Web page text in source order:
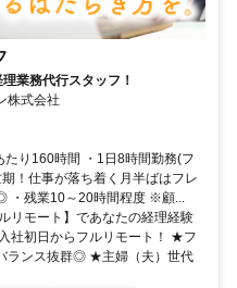
業務代行スタッフ！
株式会社
り160時間 ・1日8時間勤務(フ
！仕事が落ち着く月半ばはフレ
・残業10～20時間程度 ※顧...
リモート】であなたの経理経験
社初日からフルリモート！ ★フ
ランス抜群◎ ★主婦（夫）世代